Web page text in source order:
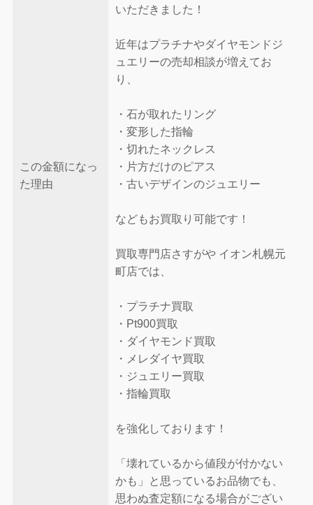
この金額になっ
た理由
いただきました！
近年はプラチナやダイヤモンドジ
ュエリーの売却相談が増えてお
り、
・石が取れたリング
・変形した指輪
・切れたネックレス
・片方だけのピアス
・古いデザインのジュエリー
などもお買取り可能です！
買取専門店さすがや イオン札幌元
町店では、
・プラチナ買取
・Pt900買取
・ダイヤモンド買取
・メレダイヤ買取
・ジュエリー買取
・指輪買取
を強化しております！
「壊れているから値段が付かない
かも」と思っているお品物でも、
思わぬ査定額になる場合がござい